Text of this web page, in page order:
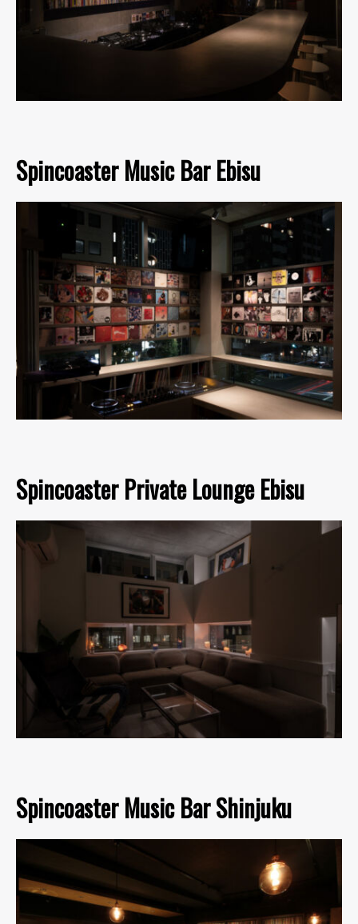
Spincoaster Music Bar Ebisu
Spincoaster Private Lounge Ebisu
Spincoaster Music Bar Shinjuku